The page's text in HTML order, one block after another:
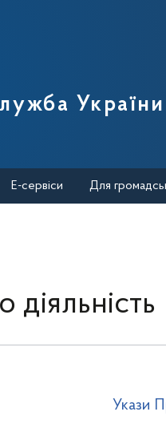
України
України
Е-сервіси Для
Укази